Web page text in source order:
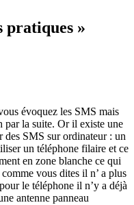
pratiques »
évoquez les SMS mais
par la suite. Or il existe une
SMS sur ordinateur : un
un téléphone filaire et ce
en zone blanche ce qui
vous dites il n’ a plus
le téléphone il n’y a déjà
antenne panneau